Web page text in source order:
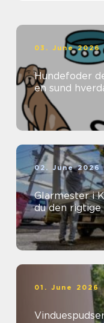
03. June 2026
Hundefoder
en sund
02. June 2026
Glarmester i
du den
01. June 2026
Vinduespudser